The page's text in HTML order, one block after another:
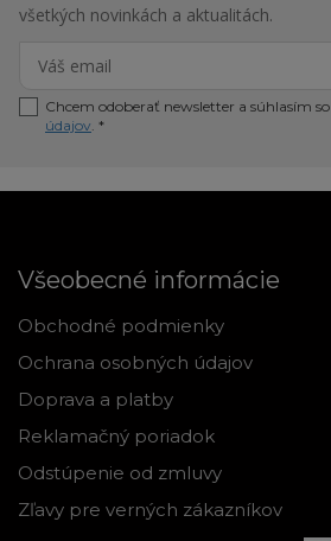
všetkých novinkách a aktualitách.
Chcem odoberať newsletter a súhlasím so
údajov. *
Všeobecné informácie
Obchodné podmienky
Ochrana osobných údajov
Doprava a platby
Reklamačný poriadok
Odstúpenie od zmluvy
Zľavy pre verných zákazníkov